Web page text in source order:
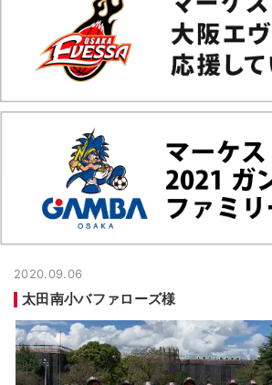
2020.09.06
太田南小バファローズ様